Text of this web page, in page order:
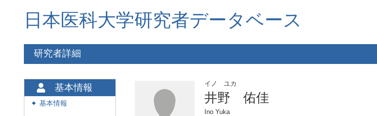
日本医科大学研究者データベース
研究者詳細
基本情報
◆ 基本情報
イノ ユカ
井野 佑佳
Ino Yuka